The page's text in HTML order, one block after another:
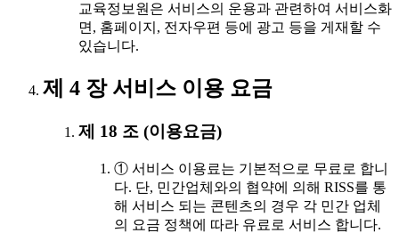
교육정보원은 서비스의 운용과 관련하여 서비스화
면, 홈페이지, 전자우편 등에 광고 등을 게재할 수
있습니다.
제 4 장 서비스 이용 요금
제 18 조 (이용요금)
① 서비스 이용료는 기본적으로 무료로 합니
다. 단, 민간업체와의 협약에 의해 RISS를 통
해 서비스 되는 콘텐츠의 경우 각 민간 업체
의 요금 정책에 따라 유료로 서비스 합니다.